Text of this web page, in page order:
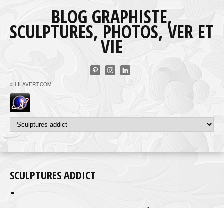
BLOG GRAPHISTE,
SCULPTURES, PHOTOS, VER ET
VIE
© LILAVERT.COM
SCULPTURES ADDICT